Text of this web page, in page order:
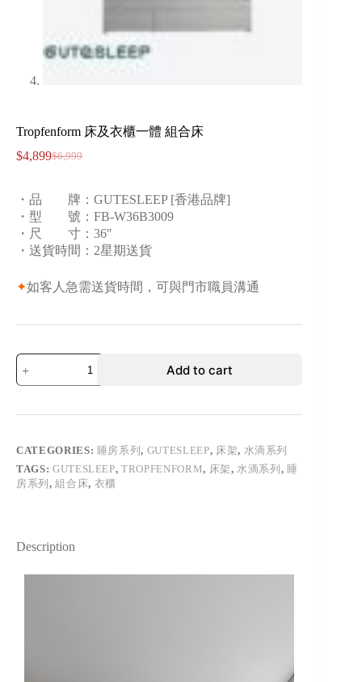
Tropfenform 床及衣櫃一體 組合床
$6,999
$4,899
・品 牌：GUTESLEEP [香港品牌]
・型 號：FB-W36B3009
・尺 寸：36″
・送貨時間：2星期送貨
✦如客人急需送貨時間，可與門市職員溝通
Add to cart
CATEGORIES: 睡房系列, GUTESLEEP, 床架, 水滴系列
TAGS: GUTESLEEP,TROPFENFORM, 床架,水滴系列 , 睡
房系列 ,組合床, 衣櫃
Description